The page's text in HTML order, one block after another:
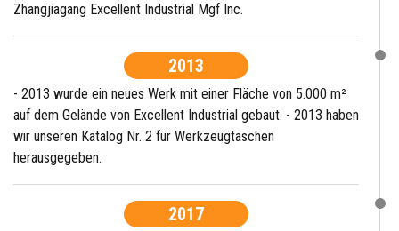
Zhangjiagang Excellent Industrial Mgf Inc.
2013
- 2013 wurde ein neues Werk mit einer Fläche von 5.000 m²
auf dem Gelände von Excellent Industrial gebaut. - 2013 haben
wir unseren Katalog Nr. 2 für Werkzeugtaschen
herausgegeben.
2017